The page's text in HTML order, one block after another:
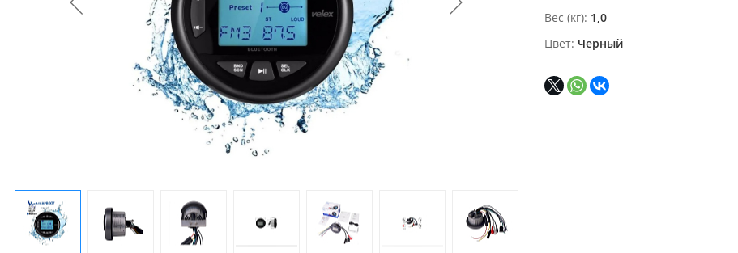
Вес (кг) 1,0
Цвет Черный